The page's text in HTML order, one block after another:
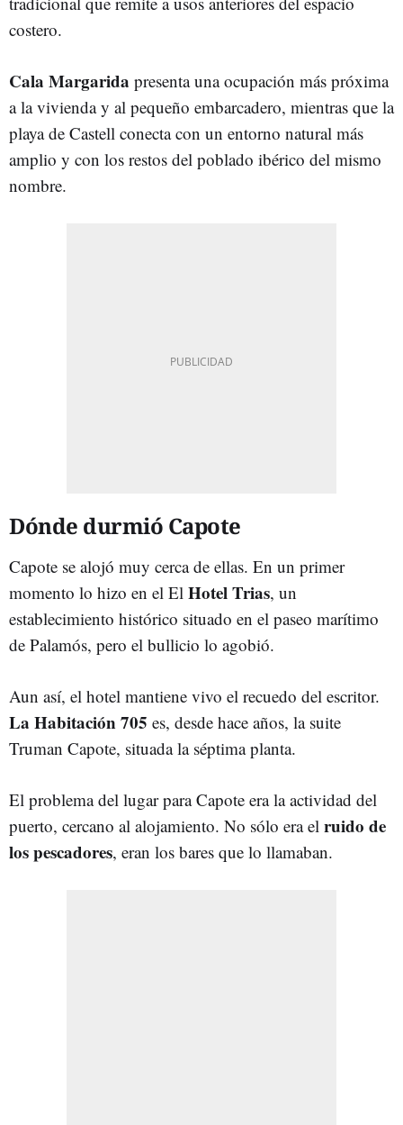
costero.
Cala Margarida presenta una ocupación más próxima
a la vivienda y al pequeño embarcadero, mientras que la
playa de Castell conecta con un entorno natural más
amplio y con los restos del poblado ibérico del mismo
nombre.
Dónde durmió Capote
Capote se alojó muy cerca de ellas. En un primer
momento lo hizo en el El Hotel Trias, un
establecimiento histórico situado en el paseo marítimo
de Palamós, pero el bullicio lo agobió.
Aun así, el hotel mantiene vivo el recuedo del escritor.
La Habitación 705 es, desde hace años, la suite
Truman Capote, situada la séptima planta.
El problema del lugar para Capote era la actividad del
puerto, cercano al alojamiento. No sólo era el ruido de
los pescadores, eran los bares que lo llamaban.